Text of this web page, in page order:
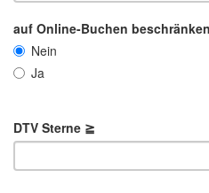
auf Online-Buchen beschränken
Nein
Ja
DTV Sterne ≧